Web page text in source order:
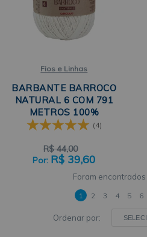
Fios e Linhas
BARBANTE BARROCO
NATURAL 6 COM 791
METROS 100%
ALGODÃO CIRCULO
(4)
R$ 44,00
R$ 39,60
Ordenar por:
1 2 3 4 5 6